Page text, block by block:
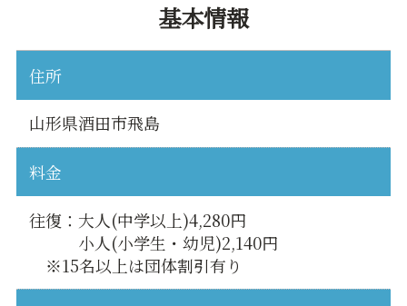
基本情報
住所
山形県酒田市飛島
料金
往復：大人(中学以上)4,280円
小人(小学生・幼児)2,140円
※15名以上は団体割引有り